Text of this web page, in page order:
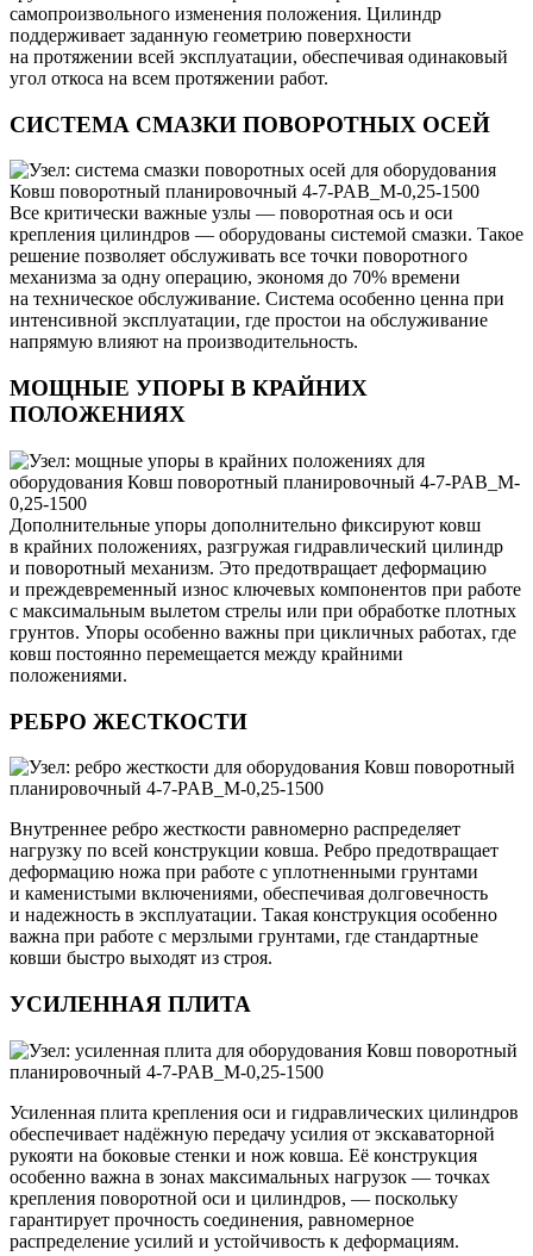
самопроизвольного изменения положения. Цилиндр
поддерживает заданную геометрию поверхности
на протяжении всей эксплуатации, обеспечивая одинаковый
угол откоса на всем протяжении работ.
СИСТЕМА СМАЗКИ ПОВОРОТНЫХ ОСЕЙ
Все критически важные узлы — поворотная ось и оси
крепления цилиндров — оборудованы системой смазки. Такое
решение позволяет обслуживать все точки поворотного
механизма за одну операцию, экономя до 70% времени
на техническое обслуживание. Система особенно ценна при
интенсивной эксплуатации, где простои на обслуживание
напрямую влияют на производительность.
МОЩНЫЕ УПОРЫ В КРАЙНИХ
ПОЛОЖЕНИЯХ
Дополнительные упоры дополнительно фиксируют ковш
в крайних положениях, разгружая гидравлический цилиндр
и поворотный механизм. Это предотвращает деформацию
и преждевременный износ ключевых компонентов при работе
с максимальным вылетом стрелы или при обработке плотных
грунтов. Упоры особенно важны при цикличных работах, где
ковш постоянно перемещается между крайними
положениями.
РЕБРО ЖЕСТКОСТИ
Внутреннее ребро жесткости равномерно распределяет
нагрузку по всей конструкции ковша. Ребро предотвращает
деформацию ножа при работе с уплотненными грунтами
и каменистыми включениями, обеспечивая долговечность
и надежность в эксплуатации. Такая конструкция особенно
важна при работе с мерзлыми грунтами, где стандартные
ковши быстро выходят из строя.
УСИЛЕННАЯ ПЛИТА
Усиленная плита крепления оси и гидравлических цилиндров
обеспечивает надёжную передачу усилия от экскаваторной
рукояти на боковые стенки и нож ковша. Её конструкция
особенно важна в зонах максимальных нагрузок — точках
крепления поворотной оси и цилиндров, — поскольку
гарантирует прочность соединения, равномерное
распределение усилий и устойчивость к деформациям.